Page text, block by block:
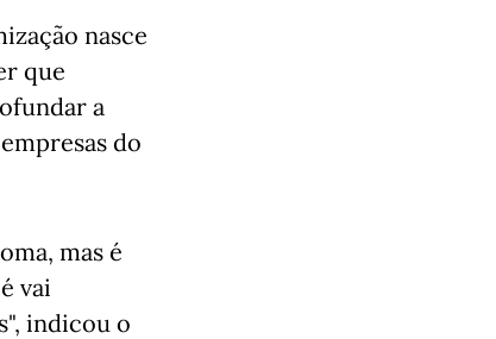
nasce
que
a
do
mas é
vai
indicou o